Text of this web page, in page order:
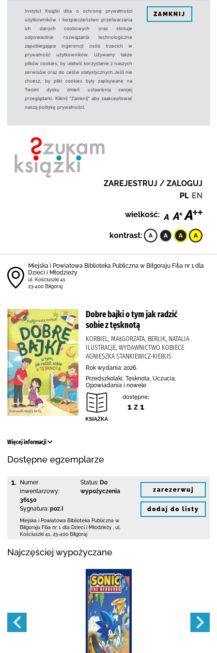
Instytut Książki dba o ochronę prywatności
użytkowników i bezpieczeństwo przetwarzania
ich danych osobowych oraz stosuje
odpowiednie rozwiązania technologiczne
zapobiegające ingerencji osób trzecich w
prywatność użytkowników. Używamy także
plików cookies, by ułatwić korzystanie z naszych
serwisów oraz do celów statystycznych.Jeśli nie
chcesz, by pliki cookies były zapisywane na
Twoim dysku zmień ustawienia swojej
przeglądarki. Kliknij "Zamknij" aby zaakceptować
naszą politykę prywatności.
ZAMKNIJ
ZAREJESTRUJ / ZALOGUJ
PL EN
wielkość:
kontrast:
Miejska i Powiatowa Biblioteka Publiczna w Biłgoraju Filia nr 1 dla
Dzieci i Młodzieży
ul. Kościuszki 41
23-400 Biłgoraj
Dobre bajki o tym jak radzić
sobie z tęsknotą
KORBIEL, MAŁGORZATA, BERLIK, NATALIA
ILUSTRACJE, WYDAWNICTWO KOBIECE
AGNIESZKA STANKIEWICZ-KIERUS
Rok wydania: 2026.
Przedszkolaki, Tęsknota, Uczucia,
Opowiadania i nowele
dostępne:
1 z 1
Więcej informacji
Dostępne egzemplarze
1.
Numer
inwentarzowy:
36150
Sygnatura: poz.I
Status: Do
wypożyczenia
Miejska i Powiatowa Biblioteka Publiczna w
Biłgoraju Filia nr 1 dla Dzieci i Młodzieży
ul.
Kościuszki 41
23-400 Biłgoraj
zarezerwuj
dodaj do listy
Najczęściej wypożyczane